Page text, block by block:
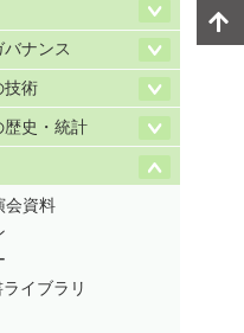
ナンス
技術
歴史・統計
会資料
イブラリ